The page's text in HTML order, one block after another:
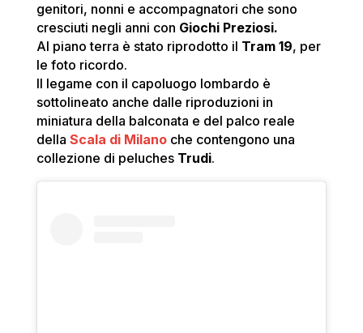
genitori, nonni e accompagnatori che sono
cresciuti negli anni con Giochi Preziosi.
Al piano terra è stato riprodotto il Tram 19, per
le foto ricordo.
Il legame con il capoluogo lombardo è
sottolineato anche dalle riproduzioni in
miniatura della balconata e del palco reale
della Scala di Milano che contengono una
collezione di peluchesTrudi.